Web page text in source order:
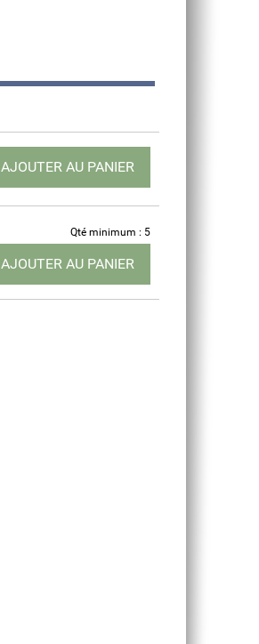
AJOUTER AU PANIER
Qté minimum : 5
AJOUTER AU PANIER